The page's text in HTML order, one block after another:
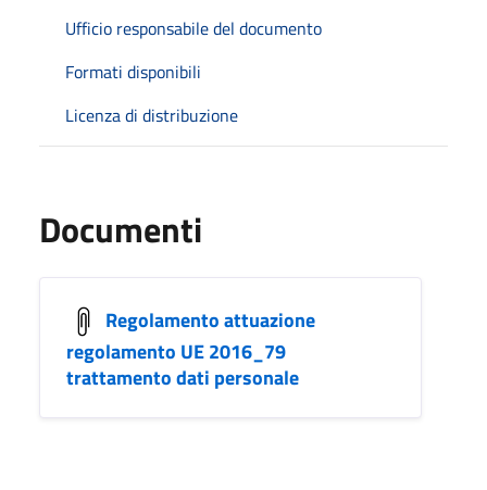
Ufficio responsabile del documento
Formati disponibili
Licenza di distribuzione
Documenti
Regolamento attuazione
regolamento UE 2016_79
trattamento dati personale